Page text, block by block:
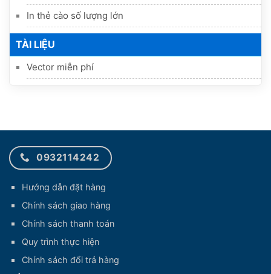
In thẻ cào số lượng lớn
TÀI LIỆU
Vector miễn phí
0932114242
Hướng dẫn đặt hàng
Chính sách giao hàng
Chính sách thanh toán
Quy trình thực hiện
Chính sách đổi trả hàng